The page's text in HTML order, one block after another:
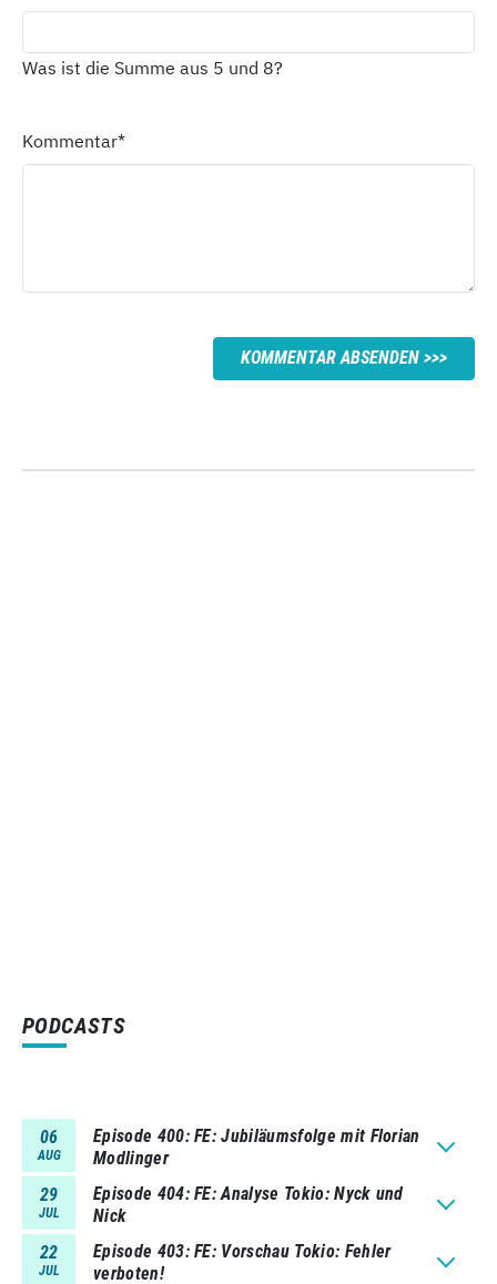
Was ist die Summe aus 5 und 8?
Kommentar*
KOMMENTAR ABSENDEN
PODCASTS
06
AUG
Episode 400 FE: Jubiläumsfolge mit Florian
Modlinger
29
JUL
Episode 404 FE: Analyse Tokio: Nyck und
Nick
22
JUL
Episode 403 FE: Vorschau Tokio: Fehler
verboten!